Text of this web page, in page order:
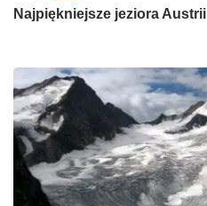
Najpiękniejsze jeziora Austrii